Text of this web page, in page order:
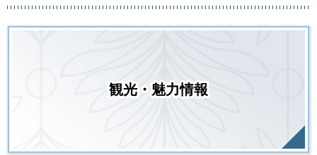
観光・魅力情報